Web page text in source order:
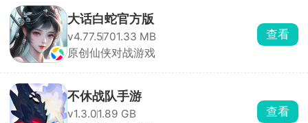
大话白蛇官方版
v4.77.5701.33 MB
原创仙侠对战游戏
查看
不休战队手游
v1.3.01.89 GB
查看